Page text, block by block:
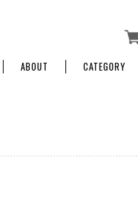
ABOUT CATEGORY